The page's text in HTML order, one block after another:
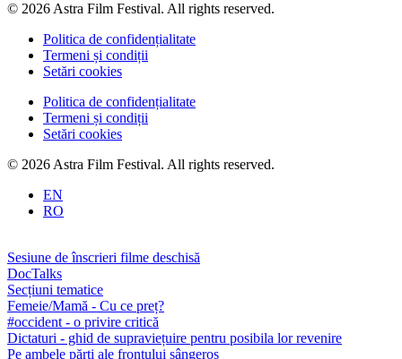
© 2026 Astra Film Festival. All rights reserved.
Politica de confidențialitate
Termeni și condiții
Setări cookies
Politica de confidențialitate
Termeni și condiții
Setări cookies
© 2026 Astra Film Festival. All rights reserved.
EN
RO
Sesiune de înscrieri filme deschisă
DocTalks
Secțiuni tematice
Femeie/Mamă - Cu ce preț?
#occident - o privire critică
Dictaturi - ghid de supraviețuire pentru posibila lor revenire
Pe ambele părți ale frontului sângeros